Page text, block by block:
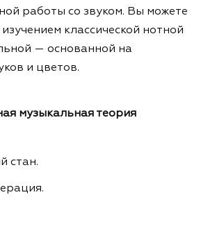
работы со звуком. Вы можете
классической нотной
— основанной на
и цветов.
музыкальная теория
стан.